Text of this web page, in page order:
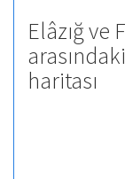
Elâzığ ve
haritası